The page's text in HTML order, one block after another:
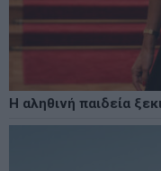
Η αληθινή παιδεία